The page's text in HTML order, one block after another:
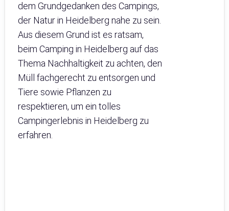
dem Grundgedanken des Campings,
der Natur in Heidelberg nahe zu sein.
Aus diesem Grund ist es ratsam,
beim Camping in Heidelberg auf das
Thema Nachhaltigkeit zu achten, den
Müll fachgerecht zu entsorgen und
Tiere sowie Pflanzen zu
respektieren, um ein tolles
Campingerlebnis in Heidelberg zu
erfahren.